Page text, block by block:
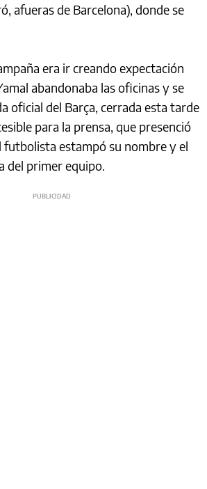
afueras de Barcelona), donde se
era ir creando expectación
abandonaba las oficinas y se
oficial del Barça, cerrada esta tarde
para la prensa, que presenció
futbolista estampó su nombre y el
del primer equipo.